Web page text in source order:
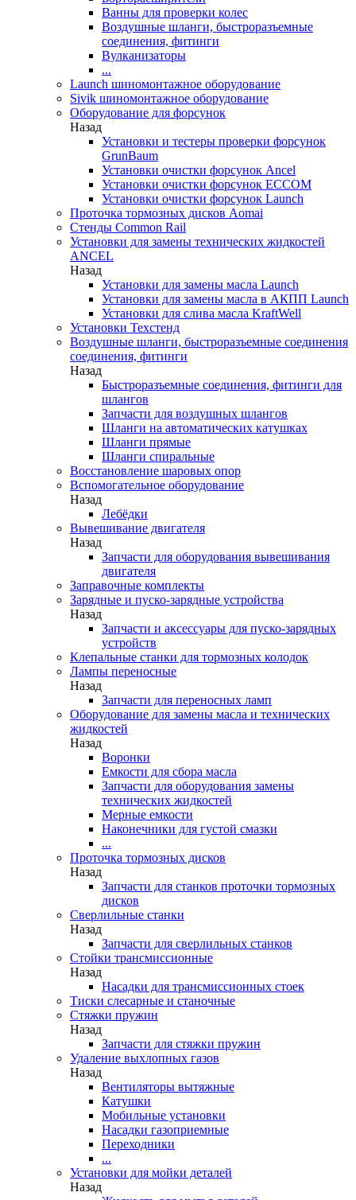
Ванны для проверки колес
Воздушные шланги, быстроразъемные
соединения, фитинги
Вулканизаторы
...
Launch шиномонтажное оборудование
Sivik шиномонтажное оборудование
Оборудование для форсунок
Назад
Установки и тестеры проверки форсунок
GrunBaum
Установки очистки форсунок Ancel
Установки очистки форсунок ECCOM
Установки очистки форсунок Launch
Проточка тормозных дисков Aomai
Стенды Common Rail
Установки для замены технических жидкостей
ANCEL
Назад
Установки для замены масла Launch
Установки для замены масла в АКПП Launch
Установки для слива масла KraftWell
Установки Техстенд
Воздушные шланги, быстроразъемные соединения
соединения, фитинги
Назад
Быстроразъемные соединения, фитинги для
шлангов
Запчасти для воздушных шлангов
Шланги на автоматических катушках
Шланги прямые
Шланги спиральные
Восстановление шаровых опор
Вспомогательное оборудование
Назад
Лебёдки
Вывешивание двигателя
Назад
Запчасти для оборудования вывешивания
двигателя
Заправочные комплекты
Зарядные и пуско-зарядные устройства
Назад
Запчасти и аксессуары для пуско-зарядных
устройств
Клепальные станки для тормозных колодок
Лампы переносные
Назад
Запчасти для переносных ламп
Оборудование для замены масла и технических
жидкостей
Назад
Воронки
Емкости для сбора масла
Запчасти для оборудования замены
технических жидкостей
Мерные емкости
Наконечники для густой смазки
...
Проточка тормозных дисков
Назад
Запчасти для станков проточки тормозных
дисков
Сверлильные станки
Назад
Запчасти для сверлильных станков
Стойки трансмиссионные
Назад
Насадки для трансмиссионных стоек
Тиски слесарные и станочные
Стяжки пружин
Назад
Запчасти для стяжки пружин
Удаление выхлопных газов
Назад
Вентиляторы вытяжные
Катушки
Мобильные установки
Насадки газоприемные
Переходники
...
Установки для мойки деталей
Назад